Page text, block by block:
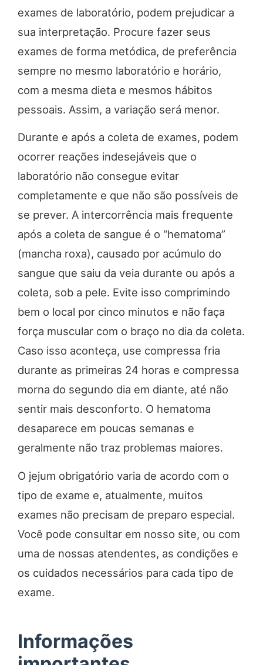
exames de laboratório, podem prejudicar a
sua interpretação. Procure fazer seus
exames de forma metódica, de preferência
sempre no mesmo laboratório e horário,
com a mesma dieta e mesmos hábitos
pessoais. Assim, a variação será menor.
Durante e após a coleta de exames, podem
ocorrer reações indesejáveis que o
laboratório não consegue evitar
completamente e que não são possíveis de
se prever. A intercorrência mais frequente
após a coleta de sangue é o “hematoma”
(mancha roxa), causado por acúmulo do
sangue que saiu da veia durante ou após a
coleta, sob a pele. Evite isso comprimindo
bem o local por cinco minutos e não faça
força muscular com o braço no dia da coleta.
Caso isso aconteça, use compressa fria
durante as primeiras 24 horas e compressa
morna do segundo dia em diante, até não
sentir mais desconforto. O hematoma
desaparece em poucas semanas e
geralmente não traz problemas maiores.
O jejum obrigatório varia de acordo com o
tipo de exame e, atualmente, muitos
exames não precisam de preparo especial.
Você pode consultar em nosso site, ou com
uma de nossas atendentes, as condições e
os cuidados necessários para cada tipo de
exame.
Informações